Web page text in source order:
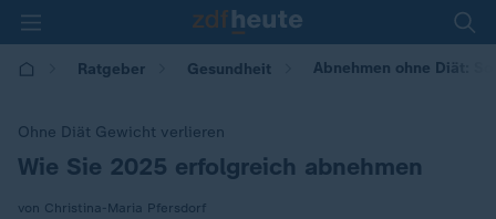
Ratgeber Gesundheit Abnehmen ohne Diät:
Ohne Diät Gewicht verlieren
:
Wie Sie 2025 erfolgreich abnehmen
von Christina-Maria Pfersdorf